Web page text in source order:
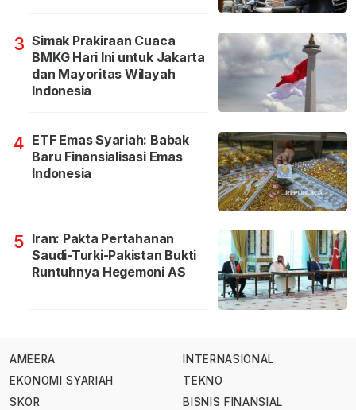
3 Simak Prakiraan Cuaca
BMKG Hari Ini untuk Jakarta
dan Mayoritas Wilayah
Indonesia
4 ETF Emas Syariah: Babak
Baru Finansialisasi Emas
Indonesia
5 Iran: Pakta Pertahanan
Saudi-Turki-Pakistan Bukti
Runtuhnya Hegemoni AS
AMEERA
EKONOMI SYARIAH
SKOR
INTERNASIONAL
TEKNO
BISNIS FINANSIAL